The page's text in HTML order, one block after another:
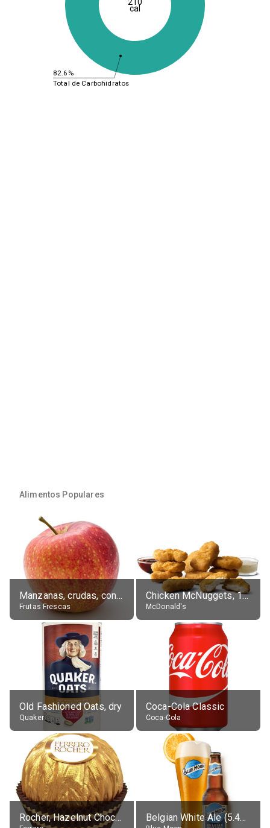
82.6%
Total de Carbohidratos
cal
Alimentos Populares
Manzanas, crudas, con piel
Frutas Frescas
Chicken McNuggets, 10 pieces, without sauce
McDonald's
Old Fashioned Oats, dry
Quaker
Coca-Cola Classic
Coca-Cola
Rocher, Hazelnut Chocolate Ball Belgian White Ale (5.4% alc.)